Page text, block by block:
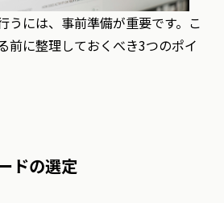
うには、事前準備が重要です。こ
前に整理しておくべき3つのポイ
ドの選定